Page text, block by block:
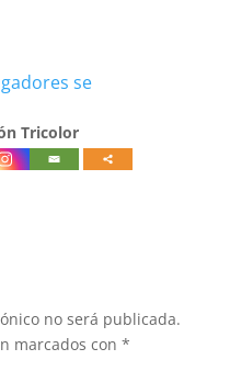
se
Tricolor
no será publicada.
marcados con *